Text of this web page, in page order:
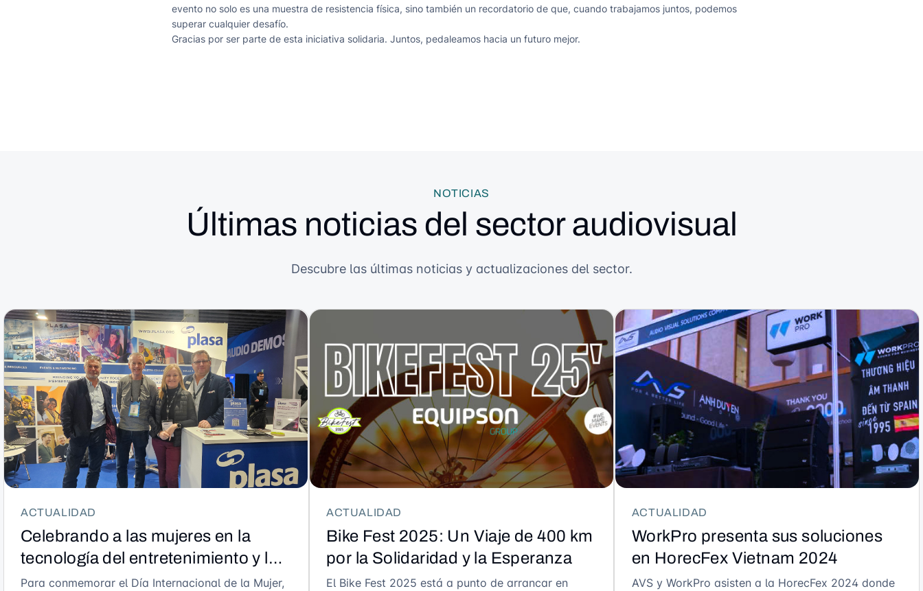
evento no solo es una muestra de resistencia física, sino también un recordatorio de que, cuando trabajamos juntos, podemos
superar cualquier desafío.
Gracias por ser parte de esta iniciativa solidaria. Juntos, pedaleamos hacia un futuro mejor.
NOTICIAS
Últimas noticias del sector audiovisual
Descubre las últimas noticias y actualizaciones del sector.
ACTUALIDAD
Celebrando a las mujeres en la
tecnología del entretenimiento y los
eventos en vivo por el Día
Para conmemorar el Día Internacional de la Mujer,
ACTUALIDAD
Bike Fest 2025: Un Viaje de 400 km
por la Solidaridad y la Esperanza
El Bike Fest 2025 está a punto de arrancar en
ACTUALIDAD
WorkPro presenta sus soluciones
en HorecFex Vietnam 2024
AVS y WorkPro asisten a la HorecFex 2024 donde